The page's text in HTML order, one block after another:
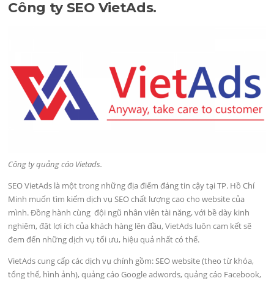
Công ty SEO VietAds.
Công ty quảng cáo Vietads.
SEO VietAds là một trong những địa điểm đáng tin cậy tại TP. Hồ Chí
Minh muốn tìm kiếm dịch vụ SEO chất lượng cao cho website của
mình. Đồng hành cùng đội ngũ nhân viên tài năng, với bề dày kinh
nghiệm, đặt lợi ích của khách hàng lên đầu, VietAds luôn cam kết sẽ
đem đến những dịch vụ tối ưu, hiệu quả nhất có thể.
VietAds cung cấp các dịch vụ chính gồm: SEO website (theo từ khóa,
tổng thể, hình ảnh), quảng cáo Google adwords, quảng cáo Facebook,